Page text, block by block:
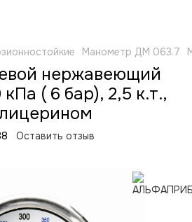
Манометр ДМ 063.7
нержавеющий
( 6 бар), 2,5 к.т.,
Оставить отзыв